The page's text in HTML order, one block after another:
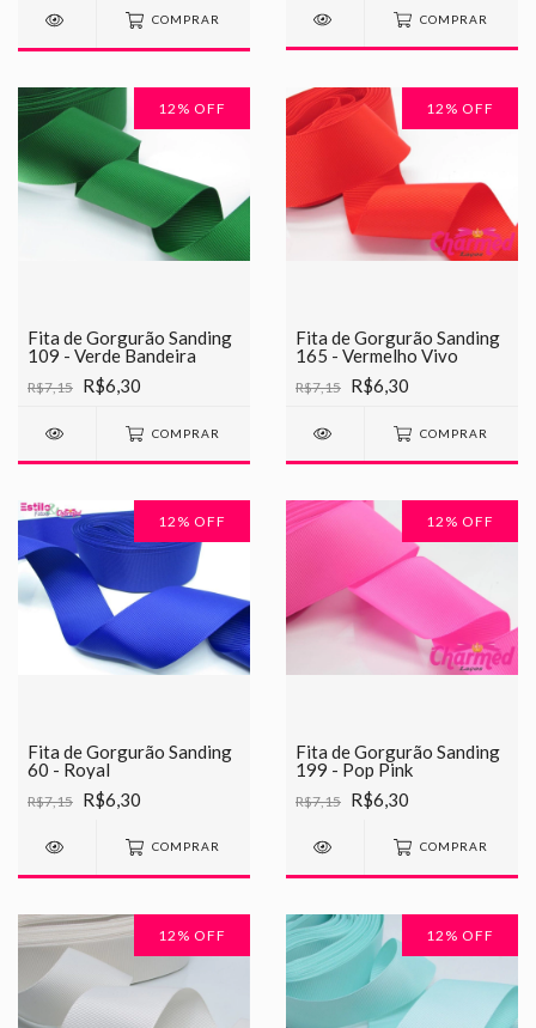
COMPRAR COMPRAR
12 % OFF
Fita de Gorgurão Sanding
109 - Verde Bandeira
R$7,15 R$6,30
COMPRAR
12 % OFF
Fita de Gorgurão Sanding
165 - Vermelho Vivo
R$7,15 R$6,30
COMPRAR
12 % OFF
Fita de Gorgurão Sanding
60 - Royal
R$7,15 R$6,30
COMPRAR
12 % OFF
Fita de Gorgurão Sanding
199 - Pop Pink
R$7,15 R$6,30
COMPRAR
12 % OFF 12 % OFF